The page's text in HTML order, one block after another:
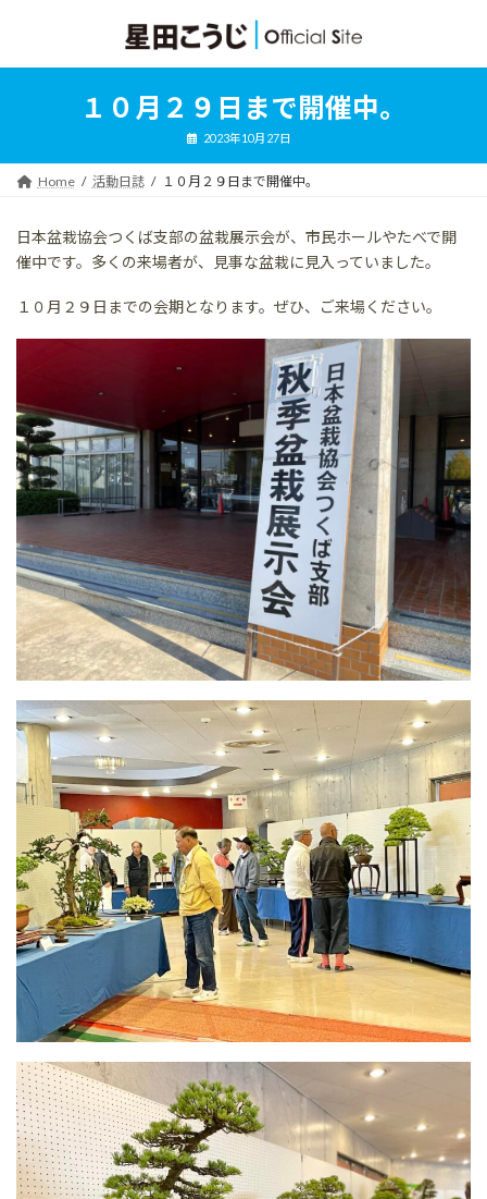
ン
ッ
ー
移
１０月２９日まで開催中。
2023年10月27日
Home 活動日誌 １０月２９日まで開催中。
日本盆栽協会つくば支部の盆栽展示会が、市民ホールやたべで開
催中です。多くの来場者が、見事な盆栽に見入っていました。
１０月２９日までの会期となります。ぜひ、ご来場ください。